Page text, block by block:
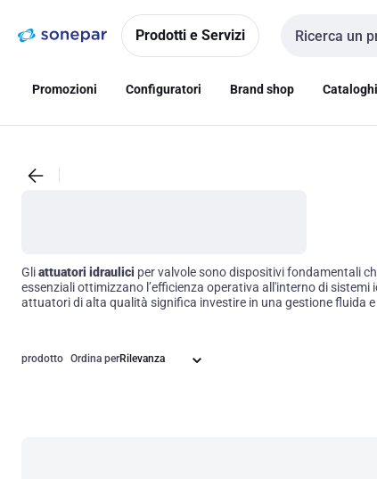
navigazionealla
Prodotti e Servizi
Cerca input
Promozioni Configuratori Brand shop Cataloghi
Gliattuatori idraulici per valvole sono dispositivi fondamentali
essenziali ottimizzano l’efficienza operativa all'interno di
attuatori di alta qualità significa investire in una gestione fluida
prodotto Ordina per